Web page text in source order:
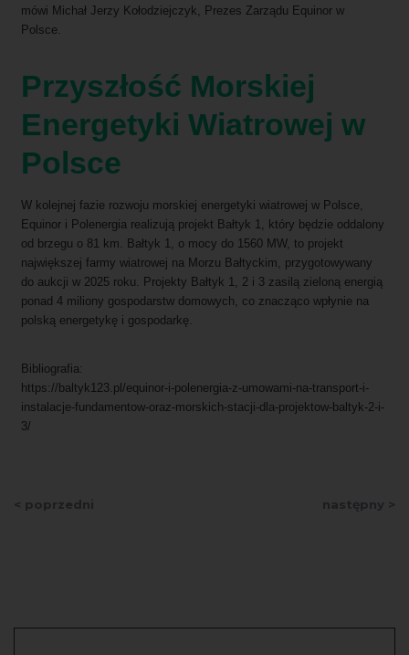
mówi Michał Jerzy Kołodziejczyk, Prezes Zarządu Equinor w
Polsce.
Przyszłość Morskiej
Energetyki Wiatrowej w
Polsce
W kolejnej fazie rozwoju morskiej energetyki wiatrowej w Polsce,
Equinor i Polenergia realizują projekt Bałtyk 1, który będzie oddalony
od brzegu o 81 km. Bałtyk 1, o mocy do 1560 MW, to projekt
największej farmy wiatrowej na Morzu Bałtyckim, przygotowywany
do aukcji w 2025 roku. Projekty Bałtyk 1, 2 i 3 zasilą zieloną energią
ponad 4 miliony gospodarstw domowych, co znacząco wpłynie na
polską energetykę i gospodarkę.
Bibliografia:
https://baltyk123.pl/equinor-i-polenergia-z-umowami-na-transport-i-
instalacje-fundamentow-oraz-morskich-stacji-dla-projektow-baltyk-2-i-
3/